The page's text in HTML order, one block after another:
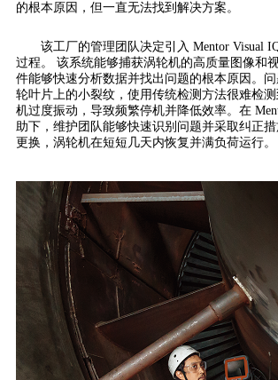
的根本原因，但一直无法找到解决方案。
该工厂的管理团队决定引入 Mentor Visual
过程。 该系统能够捕获涡轮机的高质量图像和
件能够快速分析数据并找出问题的根本原因。
轮叶片上的小裂纹，使用传统检测方法很难检
机过度振动，导致频繁停机并降低效率。在
助下，维护团队能够快速识别问题并采取纠正
更换，涡轮机在短短几天内恢复并满负荷运行。